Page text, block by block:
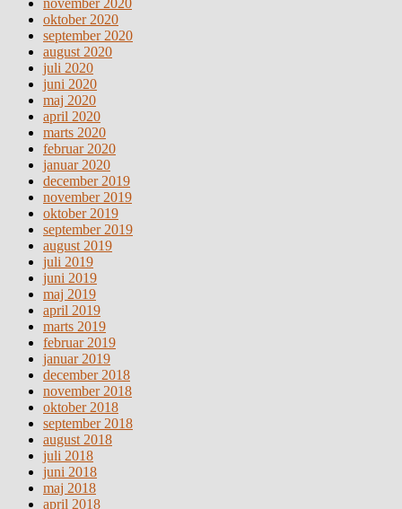
oktober 2020
september 2020
august 2020
juli 2020
juni 2020
maj 2020
april 2020
marts 2020
februar 2020
januar 2020
december 2019
november 2019
oktober 2019
september 2019
august 2019
juli 2019
juni 2019
maj 2019
april 2019
marts 2019
februar 2019
januar 2019
december 2018
november 2018
oktober 2018
september 2018
august 2018
juli 2018
juni 2018
maj 2018
april 2018